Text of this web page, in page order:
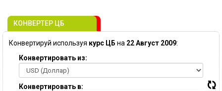
КОНВЕРТЕР ЦБ
Конвертируй используя курс ЦБ на 22 Август 2009:
Конвертировать из:
Конвертировать в: